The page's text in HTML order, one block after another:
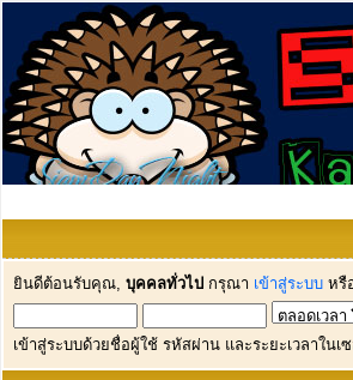
ยินดีต้อนรับคุณ, บุคคลทั่วไป กรุณา เข้าสู่ระบบ หรื
เข้าสู่ระบบด้วยชื่อผู้ใช้ รหัสผ่าน และระยะเวลาในเ